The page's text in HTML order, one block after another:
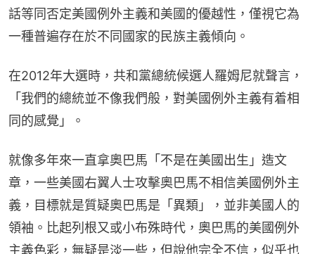
話等同否定美國例外主義和美國的優越性，僅視它為
一種普遍存在於不同國家的民族主義傾向。
在2012年大選時，共和黨總統候選人羅姆尼就聲言，
「我們的總統並不像我們般，對美國例外主義有着相
同的感覺」。
就像多年來一直拿奧巴馬「不是在美國出生」造文
章，一些美國右翼人士攻擊奧巴馬不相信美國例外主
義，目標就是質疑奧巴馬是「異類」，並非美國人的
領袖。比起列根又或小布殊時代，奧巴馬的美國例外
主義色彩，無疑是淡一些，但說他完全不信，似乎也